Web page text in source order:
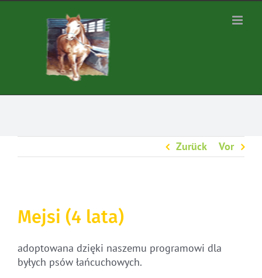
Zurück Vor
Mejsi (4 lata)
adoptowana dzięki naszemu programowi dla
byłych psów łańcuchowych.